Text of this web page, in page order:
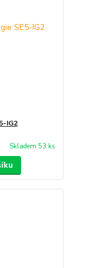
IG2
Skladem 53 ks